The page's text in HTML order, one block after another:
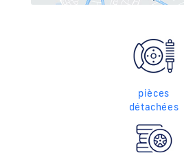
pièces
détachées